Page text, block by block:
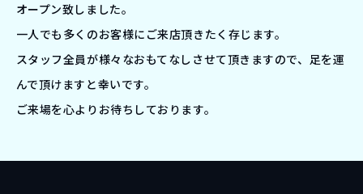
オープン致しました。
一人でも多くのお客様にご来店頂きたく存じます。
スタッフ全員が様々なおもてなしさせて頂きますので、足を運
んで頂けますと幸いです。
ご来場を心よりお待ちしております。